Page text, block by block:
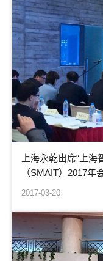
上海永乾出席“上
（SMAIT）2017年
2017-03-20